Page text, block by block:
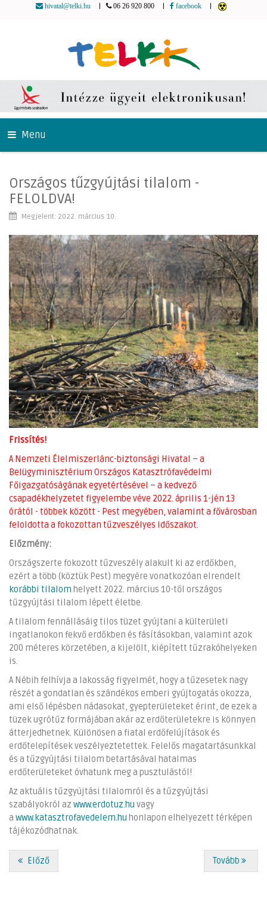
hivatal@telki.hu 06 26 920 800 facebook
Menu
Országos tűzgyújtási tilalom -
FELOLDVA!
Megjelent: 2022. március 10.
Frissítés!
A Nemzeti Élelmiszerlánc-biztonsági Hivatal – a
Belügyminisztérium Országos Katasztrófavédelmi
Főigazgatóságának egyetértésével – a kedvező
csapadékhelyzetet figyelembe véve 2022. április 1-jén 13
órától - többek között - Pest megyében, valamint a fővárosban
feloldotta a fokozottan tűzveszélyes időszakot.
Előzmény:
Országszerte fokozott tűzveszély alakult ki az erdőkben,
ezért a több (köztük Pest) megyére vonatkozóan elrendelt
korábbi tilalom helyett 2022. március 10-től országos
tűzgyújtási tilalom lépett életbe.
A tilalom fennállásáig tilos tüzet gyújtani a külterületi
ingatlanokon fekvő erdőkben és fásításokban, valamint azok
200 méteres körzetében, a kijelölt, kiépített tűzrakóhelyeken
is.
A Nébih felhívja a lakosság figyelmét, hogy a tűzesetek nagy
részét a gondatlan és szándékos emberi gyújtogatás okozza,
ami első lépésben nádasokat, gyepterületeket érint, de ezek a
tüzek ugrótűz formájában akár az erdőterületekre is könnyen
átterjedhetnek. Különösen a fiatal erdőfelújítások és
erdőtelepítések veszélyeztetettek. Felelős magatartásunkkal
és a tűzgyújtási tilalom betartásával hatalmas
erdőterületeket óvhatunk meg a pusztulástól!
Az aktuális tűzgyújtási tilalomról és a tűzgyújtási
szabályokról az www.erdotuz.hu vagy
a www.katasztrofavedelem.hu honlapon elhelyezett térképen
tájékozódhatnak.
Előző Tovább